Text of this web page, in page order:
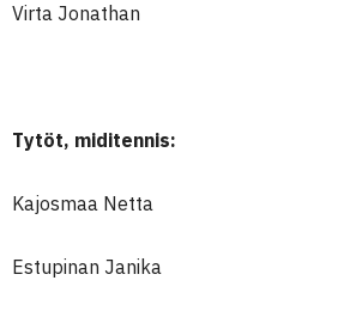
Virta Jonathan
Tytöt, miditennis:
Kajosmaa Netta
Estupinan Janika